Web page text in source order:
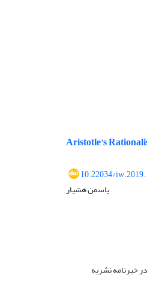
Aristotle's
10.22034/
یاسمن هشیار
خبرنامه نشریه